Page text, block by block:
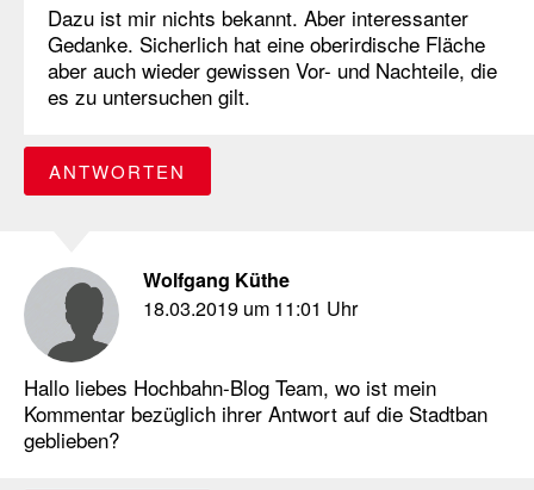
Dazu ist mir nichts bekannt. Aber interessanter
Gedanke. Sicherlich hat eine oberirdische Fläche
aber auch wieder gewissen Vor- und Nachteile, die
es zu untersuchen gilt.
ANTWORTEN
Wolfgang Küthe
18.03.2019 um 11:01 Uhr
Hallo liebes Hochbahn-Blog Team, wo ist mein
Kommentar bezüglich ihrer Antwort auf die Stadtban
geblieben?